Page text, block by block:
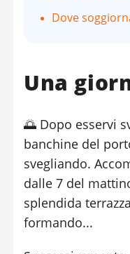
Dove
Una
🌅 Dopo esservi
banchine del
svegliando.
dalle 7 del
splendida
formando...